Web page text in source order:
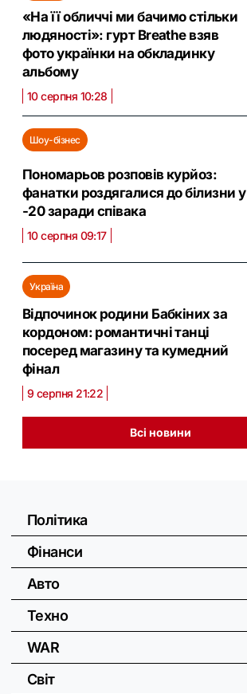
«На її обличчі ми бачимо стільки
людяності»: гурт Breathe взяв
фото українки на обкладинку
альбому
10 серпня 10:28
Шоу-бізнес
Пономарьов розповів курйоз:
фанатки роздягалися до білизни у
-20 заради співака
10 серпня 09:17
Україна
Відпочинок родини Бабкіних за
кордоном: романтичні танці
посеред магазину та кумедний
фінал
9 серпня 21:22
Всі новини
Політика
Фінанси
Авто
Техно
WAR
Світ